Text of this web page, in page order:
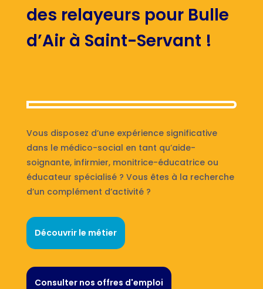
des relayeurs pour Bulle
d’Air à Saint-Servant !
Vous disposez d’une expérience significative
dans le médico-social en tant qu’aide-
soignante, infirmier, monitrice-éducatrice ou
éducateur spécialisé ? Vous êtes à la recherche
d’un complément d’activité ?
Découvrir le métier
Consulter nos offres d'emploi